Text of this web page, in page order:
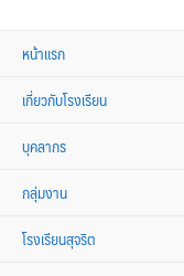
หน้าแรก
เกี่ยวกับโรงเรียน
บุคลากร
กลุ่มงาน
โรงเรียนสุจริต